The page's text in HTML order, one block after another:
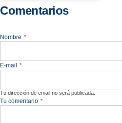
Comentarios
Nombre *
E-mail *
Tu dirección de email no será publicada.
Tu comentario *